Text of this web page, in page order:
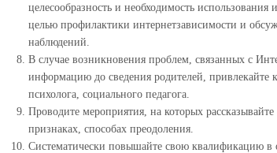
целесообразность и необходимость
целью профилактики интернетзависимости и
наблюдений.
В случае возникновения проблем, связанных с
информацию до сведения родителей, привлекайте
психолога, социального педагога.
Проводите мероприятия, на которых
признаках, способах преодоления.
Систематически повышайте свою квалификацию